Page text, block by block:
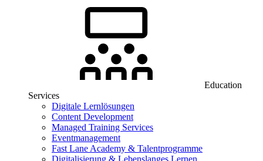
Education
Services
Digitale Lernlösungen
Content Development
Managed Training Services
Eventmanagement
Fast Lane Academy & Talentprogramme
Digitalisierung & Lebenslanges Lernen